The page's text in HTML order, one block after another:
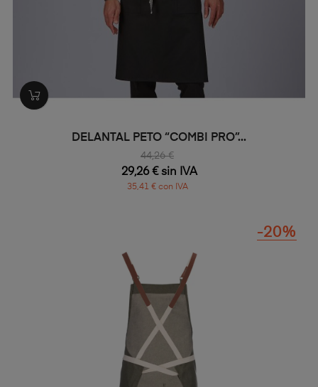
DELANTAL PETO “COMBI PRO”...
44,26 €
29,26 € sin IVA
35,41 € con IVA
-20%